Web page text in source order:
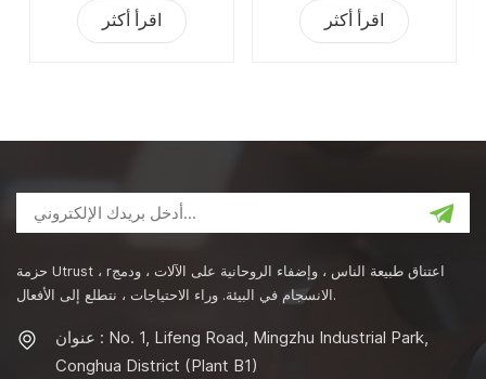
اقرأ أكثر اقرأ أكثر
حزمة Utrust ، rاعتناق طبيعة الناس ، وإضفاء الروحانية على الآلات ، ودمج
الانسجام في البيئة. وراء الاحتياجات ، نتطلع إلى الأفعال.
عنوان : No. 1, Lifeng Road, Mingzhu Industrial Park,
Conghua District (Plant B1)